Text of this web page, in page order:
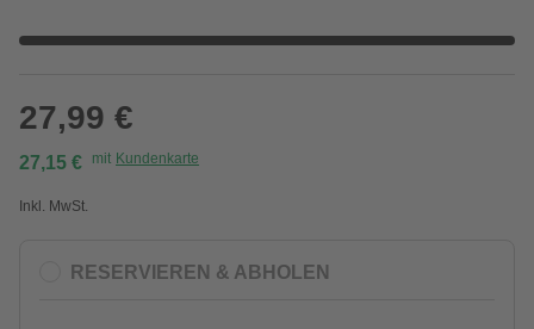
27,99 €
27,15 € mit Kundenkarte
Inkl. MwSt.
RESERVIEREN & ABHOLEN